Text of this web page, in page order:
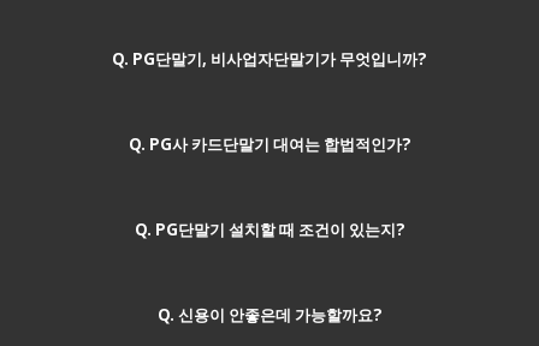
Q. PG단말기, 비사업자단말기가 무엇입니까?
Q. PG사 카드단말기 대여는 합법적인가?
Q. PG단말기 설치할 때 조건이 있는지?
Q. 신용이 안좋은데 가능할까요?